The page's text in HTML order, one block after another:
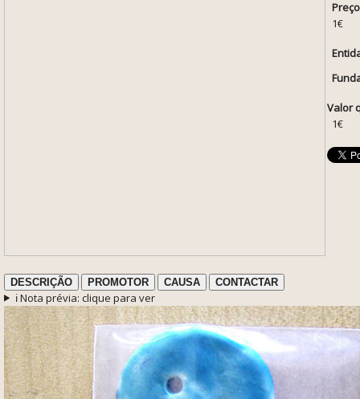
1€
Valor
1€
DESCRIÇÃO PROMOTOR CAUSA CONTACTAR
ℹ️ Nota prévia: clique para ver